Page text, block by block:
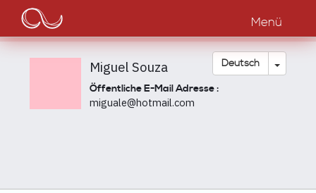
Direkt
Inhalt
Main
navigation
Menü
Deutsch
Miguel Souza
Öffentliche E-Mail Adresse :
miguale@hotmail.com